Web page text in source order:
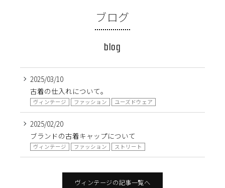
ブログ
blog
2025/03/10
古着の仕入れについて。
ヴィンテージ ファッション ユーズドウェア
2025/02/20
ブランドの古着キャップについて
ヴィンテージ ファッション ストリート
ヴィンテージの記事一覧へ